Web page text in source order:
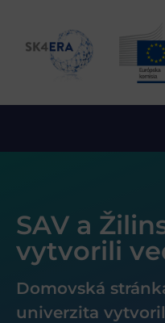
SAV a
vytvorili
Domovská
univerzita